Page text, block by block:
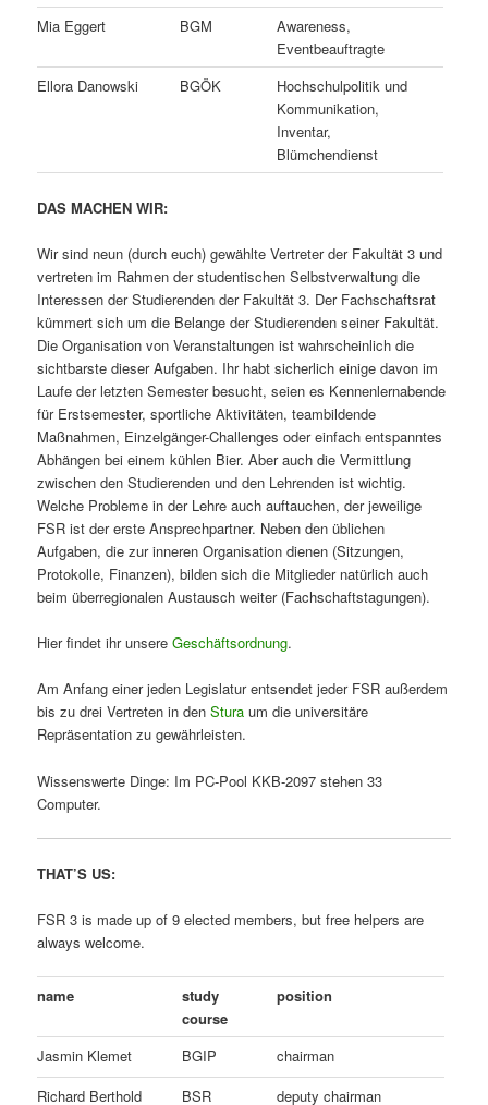
Mia Eggert
BGM
Awareness,
Eventbeauftragte
Ellora Danowski
BGÖK
Hochschulpolitik und
Kommunikation,
Inventar,
Blümchendienst
DAS MACHEN WIR:
Wir sind neun (durch euch) gewählte Vertreter der Fakultät 3 und
vertreten im Rahmen der studentischen Selbstverwaltung die
Interessen der Studierenden der Fakultät 3. Der Fachschaftsrat
kümmert sich um die Belange der Studierenden seiner Fakultät.
Die Organisation von Veranstaltungen ist wahrscheinlich die
sichtbarste dieser Aufgaben. Ihr habt sicherlich einige davon im
Laufe der letzten Semester besucht, seien es Kennenlernabende
für Erstsemester, sportliche Aktivitäten, teambildende
Maßnahmen, Einzelgänger-Challenges oder einfach entspanntes
Abhängen bei einem kühlen Bier. Aber auch die Vermittlung
zwischen den Studierenden und den Lehrenden ist wichtig.
Welche Probleme in der Lehre auch auftauchen, der jeweilige
FSR ist der erste Ansprechpartner. Neben den üblichen
Aufgaben, die zur inneren Organisation dienen (Sitzungen,
Protokolle, Finanzen), bilden sich die Mitglieder natürlich auch
beim überregionalen Austausch weiter (Fachschaftstagungen).
Hier findet ihr unsereGeschäftsordnung.
Am Anfang einer jeden Legislatur entsendet jeder FSR außerdem
bis zu drei Vertreten in denStura um die universitäre
Repräsentation zu gewährleisten.
Wissenswerte Dinge: Im PC-Pool KKB-2097 stehen 33
Computer.
THAT’S US:
FSR 3 is made up of 9 elected members, but free helpers are
always welcome.
name
study
course
position
Jasmin Klemet BGIP
chairman
Richard Berthold
BSR deputy chairman